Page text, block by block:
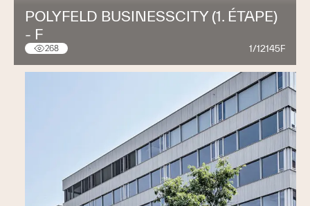
POLYFELD BUSINESSCITY (1. ÉTAPE)
- F
268 1/12145F